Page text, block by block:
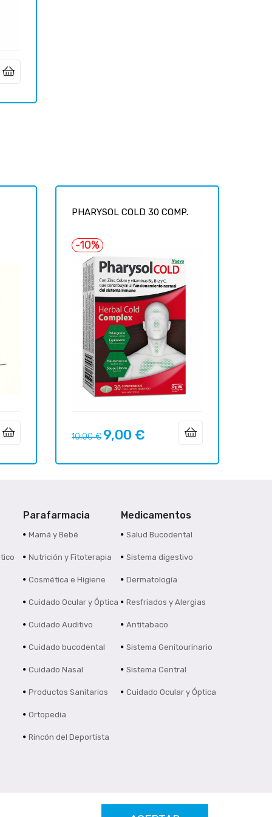
PHARYSOL COLD 30 COMP.
-10%
Precio
10,00 € Precio
9,00 €
Parafarmacia
Mamá y Bebé
Nutrición y Fitoterapia
Cosmética e Higiene
Cuidado Ocular y Óptica
Cuidado Auditivo
Cuidado bucodental
Cuidado Nasal
Productos Sanitarios
Ortopedia
Rincón del Deportista
Medicamentos
Salud Bucodental
Sistema digestivo
Dermatología
Resfriados y Alergias
Antitabaco
Sistema Genitourinario
Sistema Central
Cuidado Ocular y Óptica